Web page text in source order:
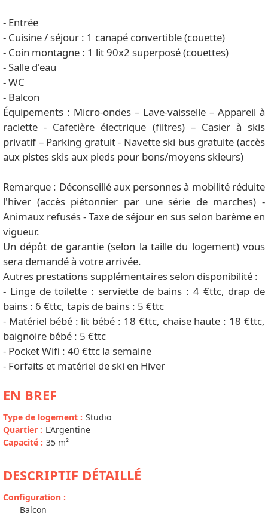
- Entrée
- Cuisine / séjour : 1 canapé convertible (couette)
- Coin montagne : 1 lit 90x2 superposé (couettes)
- Salle d'eau
- WC
- Balcon
Équipements : Micro-ondes – Lave-vaisselle – Appareil à
raclette - Cafetière électrique (filtres) – Casier à skis
privatif – Parking gratuit - Navette ski bus gratuite (accès
aux pistes skis aux pieds pour bons/moyens skieurs)
Remarque : Déconseillé aux personnes à mobilité réduite
l'hiver (accès piétonnier par une série de marches) -
Animaux refusés - Taxe de séjour en sus selon barème en
vigueur.
Un dépôt de garantie (selon la taille du logement) vous
sera demandé à votre arrivée.
Autres prestations supplémentaires selon disponibilité :
- Linge de toilette : serviette de bains : 4 €ttc, drap de
bains : 6 €ttc, tapis de bains : 5 €ttc
- Matériel bébé : lit bébé : 18 €ttc, chaise haute : 18 €ttc,
baignoire bébé : 5 €ttc
- Pocket Wifi : 40 €ttc la semaine
- Forfaits et matériel de ski en Hiver
EN BREF
Type de logement : Studio
Quartier : L'Argentine
Capacité : 35 m²
DESCRIPTIF DÉTAILLÉ
Configuration :
Balcon